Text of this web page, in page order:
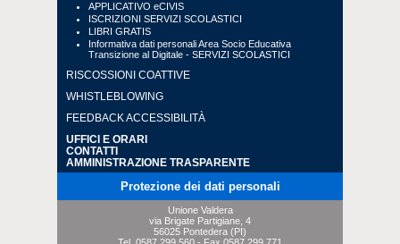
APPLICATIVO eCIVIS
ISCRIZIONI SERVIZI SCOLASTICI
LIBRI GRATIS
Informativa dati personali Area Socio Educativa
Transizione al Digitale - SERVIZI SCOLASTICI
RISCOSSIONI COATTIVE
WHISTLEBLOWING
FEEDBACK ACCESSIBILITÀ
UFFICI E ORARI
CONTATTI
AMMINISTRAZIONE TRASPARENTE
Protezione dei dati personali
Unione Valdera
via Brigate Partigiane, 4
56025 Pontedera (PI)